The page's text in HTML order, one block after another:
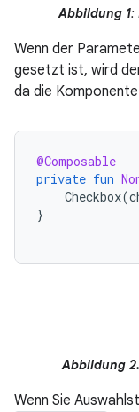
Abbildung 1:
Wenn der
gesetzt ist, wird
da die
@Composable
private fun
Checkbox(
}
Abbildung 2.
Wenn Sie